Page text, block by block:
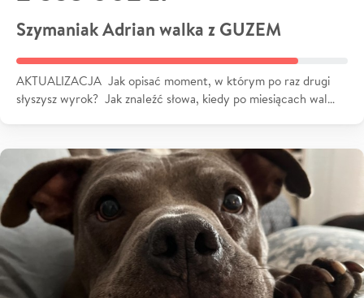
Szymaniak Adrian walka z GUZEM
AKTUALIZACJA Jak opisać moment, w którym po raz drugi
słyszysz wyrok? Jak znaleźć słowa, kiedy po miesiącach wal…